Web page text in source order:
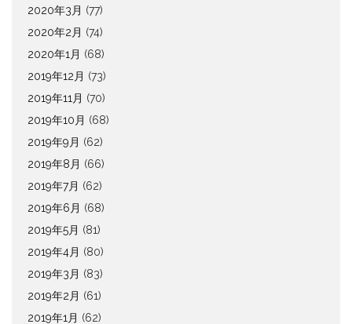
2020年3月 (77)
2020年2月 (74)
2020年1月 (68)
2019年12月 (73)
2019年11月 (70)
2019年10月 (68)
2019年9月 (62)
2019年8月 (66)
2019年7月 (62)
2019年6月 (68)
2019年5月 (81)
2019年4月 (80)
2019年3月 (83)
2019年2月 (61)
2019年1月 (62)